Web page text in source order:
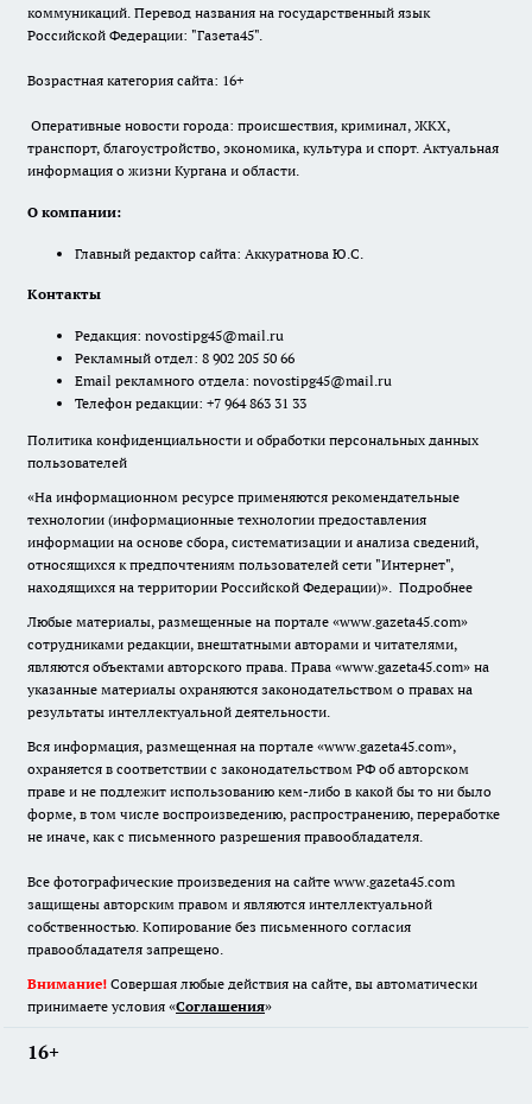
коммуникаций. Перевод названия на государственный язык
Российской Федерации: "Газета45".
Возрастная категория сайта: 16+
Оперативные новости города: происшествия, криминал, ЖКХ,
транспорт, благоустройство, экономика, культура и спорт. Актуальная
информация о жизни Кургана и области.
О компании:
Главный редактор сайта: Аккуратнова Ю.С.
Контакты
Редакция: novostipg45@mail.ru
Рекламный отдел: 8 902 205 50 66
Email рекламного отдела: novostipg45@mail.ru
Телефон редакции: +7 964 863 31 33
Политика конфиденциальности и обработки персональных данных
пользователей
«На информационном ресурсе применяются рекомендательные
технологии (информационные технологии предоставления
информации на основе сбора, систематизации и анализа сведений,
относящихся к предпочтениям пользователей сети "Интернет",
находящихся на территории Российской Федерации)». Подробнее
Любые материалы, размещенные на портале «www.gazeta45.com»
сотрудниками редакции, внештатными авторами и читателями,
являются объектами авторского права. Права «www.gazeta45.com» на
указанные материалы охраняются законодательством о правах на
результаты интеллектуальной деятельности.
Вся информация, размещенная на портале «www.gazeta45.com»,
охраняется в соответствии с законодательством РФ об авторском
праве и не подлежит использованию кем-либо в какой бы то ни было
форме, в том числе воспроизведению, распространению, переработке
не иначе, как с письменного разрешения правообладателя.
Все фотографические произведения на сайте www.gazeta45.com
защищены авторским правом и являются интеллектуальной
собственностью. Копирование без письменного согласия
правообладателя запрещено.
Внимание! Совершая любые действия на сайте, вы автоматически
принимаете условия «Cоглашения»
16+